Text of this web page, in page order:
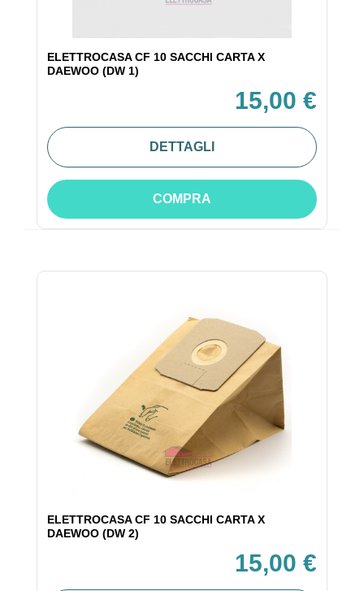
ELETTROCASA CF 10 SACCHI CARTA X
DAEWOO (DW 1)
15,00 €
DETTAGLI
COMPRA
ELETTROCASA CF 10 SACCHI CARTA X
DAEWOO (DW 2)
15,00 €